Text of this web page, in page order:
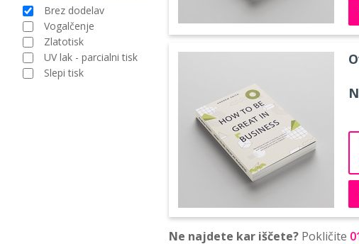
Brez dodelav
Vogalčenje
Zlatotisk
UV lak - parcialni tisk
Slepi tisk
Ne najdete kar iščete? Pokličite